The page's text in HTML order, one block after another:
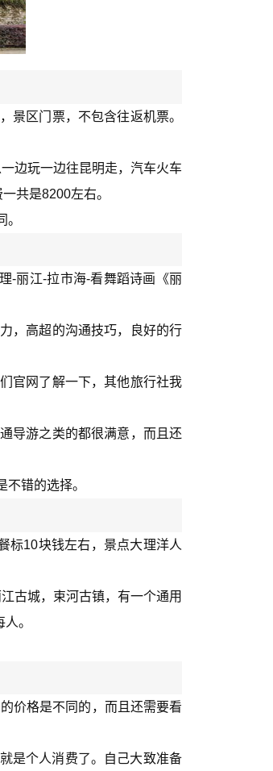
景区门票，不包含往返机票。
边玩一边往昆明走，汽车火车
共是8200左右。
-丽江-拉市海-看舞蹈诗画《丽
，高超的沟通技巧，良好的行
官网了解一下，其他旅行社我
导游之类的都很满意，而且还
错的选择。
标10块钱左右，景点大理洋人
古城，束河古镇，有一个通用
。
价格是不同的，而且还需要看
是个人消费了。自己大致准备